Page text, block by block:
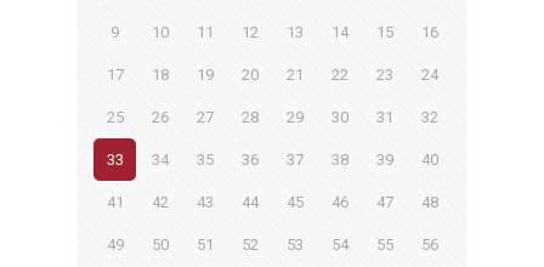
9 10 11 12 13 14 15 16
17 18 19 20 21 22 23 24
25 26 27 28 29 30 31 32
33 34 35 36 37 38 39 40
41 42 43 44 45 46 47 48
49 50 51 52 53 54 55 56